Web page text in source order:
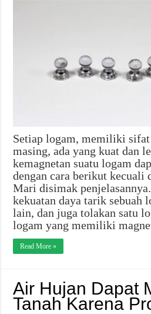
Setiap logam, memiliki
masing, ada yang kuat dan
kemagnetan suatu logam
dengan cara berikut kecuali
Mari disimak
kekuatan daya tarik sebuah
lain, dan juga tolakan satu
logam yang memiliki
Read More »
Air Hujan Dapat
Tanah Karena